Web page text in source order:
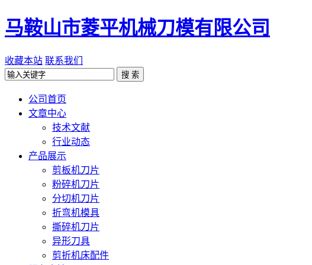
马鞍山市菱平机械刀模有限公司
收藏本站 联系我们
公司首页
文章中心
技术文献
行业动态
产品展示
剪板机刀片
粉碎机刀片
分切机刀片
折弯机模具
撕碎机刀片
异形刀具
剪折机床配件